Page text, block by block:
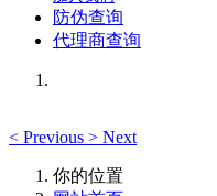
防伪查询
代理商查询
< Previous > Next
你的位置